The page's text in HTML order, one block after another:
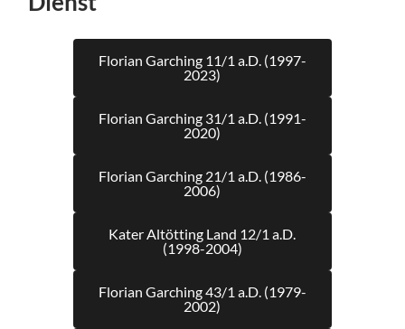
Florian Garching 11/1 a.D. (1997-
2023)
Florian Garching 31/1 a.D. (1991-
2020)
Florian Garching 21/1 a.D. (1986-
2006)
Kater Altötting Land 12/1 a.D.
(1998-2004)
Florian Garching 43/1 a.D. (1979-
2002)